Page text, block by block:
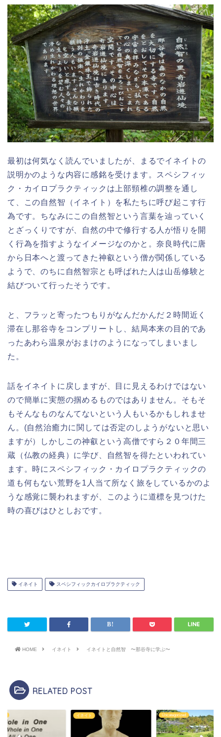
最初は何気なく読んでいましたが、まるでイネイトの
説明かのような内容に感銘を受けます。スペシフィッ
ク・カイロプラクティックは上部頸椎の調整を通し
て、この自然智（イネイト）を私たちに呼び起こす行
為です。ちなみにこの自然智という言葉を辿っていく
とざっくりですが、自然の中で修行する人が悟りを開
く行為を指すようなイメージなのかと。奈良時代に唐
から日本へと渡ってきた神叡という僧が関係している
ようで、のちに自然智宗とも呼ばれた人は山岳修験と
結びついて行ったそうです。
と、フラッと寄ったつもりがなんだかんだ２時間近く
滞在し那谷寺をコンプリートし、結局本来の目的であ
ったあわら温泉がおまけのようになってしまいまし
た。
話をイネイトに戻しますが、目に見えるわけではない
ので簡単に実態の掴めるものではありません。そもそ
もそんなものなんてないという人もいるかもしれませ
ん。(自然治癒力に関しては否定のしようがないと思い
ますが）しかしこの神叡という高僧ですら２０年間三
蔵（仏教の経典）に学び、自然智を得たといわれてい
ます。時にスペシフィック・カイロプラクティックの
道も何もない荒野を1人当て所なく旅をしているかのよ
うな感覚に襲われますが、このように道標を見つけた
時の喜びはひとしおです。
イネイト スペシフィックカイロプラクティック
HOME イネイト イネイトと自然智 〜那谷寺に学ぶ〜
RELATED POST
イネイト Uncategorized